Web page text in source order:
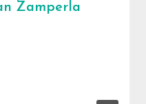
Zamperla